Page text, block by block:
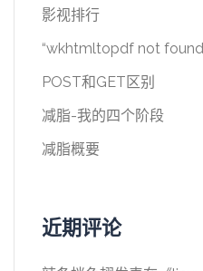
影视排行
“wkhtmltopdf not
POST和GET区别
减脂-我的四个阶段
减脂概要
近期评论